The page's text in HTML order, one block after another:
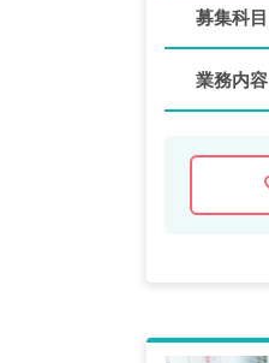
募集科目
業務内容